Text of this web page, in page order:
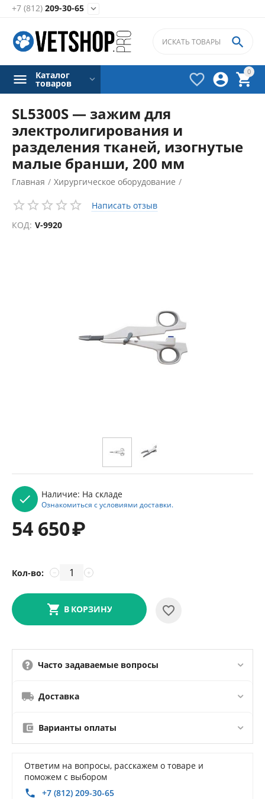
+7 (812) 209-30-65 
0




Каталог
товаров
SL5300S — зажим для
электролигирования и
разделения тканей, изогнутые
малые бранши, 200 мм
Главная / Хирургическое оборудование /
Электрокоагуляторы /
Аксессуары для электрокоагуляторов
Написать отзыв
КОД: V-9920
Наличие: На складе
Ознакомиться с условиями доставки.
54 650₽
Кол-во: +
−
В КОРЗИНУ
Часто задаваемые вопросы
Доставка
Варианты оплаты
Ответим на вопросы, расскажем о товаре и
поможем с выбором
+7 (812) 209-30-65